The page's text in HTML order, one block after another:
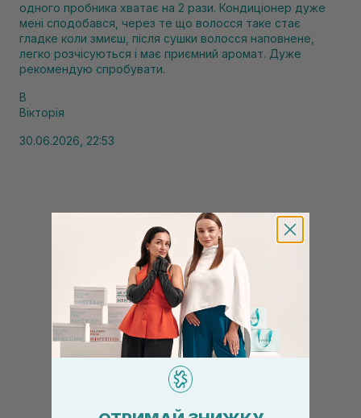
одного пробника хватає на 2 рази. Кондиціонер дуже
мені сподобався, через те що волосся таке стає
гладке коли змиєш, після сушки волосся наповнене,
легко розчісуються і має приємний аромат. Дуже
рекомендую спробувати.
В
Вікторія
30.06.2026, 22:53